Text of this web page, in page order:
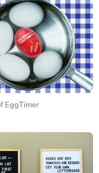
EggTimer